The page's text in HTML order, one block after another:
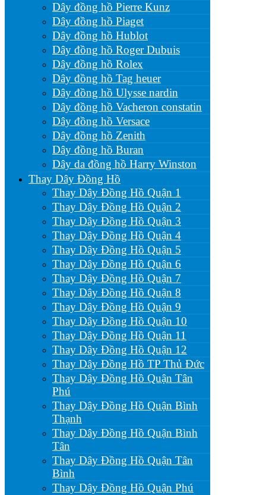
Dây đồng hồ Pierre Kunz
Dây đồng hồ Piaget
Dây đồng hồ Hublot
Dây đồng hồ Roger Dubuis
Dây đồng hồ Rolex
Dây đồng hồ Tag heuer
Dây đồng hồ Ulysse nardin
Dây đồng hồ Vacheron constatin
Dây đồng hồ Versace
Dây đồng hồ Zenith
Dây đồng hồ Buran
Dây da đồng hồ Harry Winston
Thay Dây Đồng Hồ
Thay Dây Đồng Hồ Quận 1
Thay Dây Đồng Hồ Quận 2
Thay Dây Đồng Hồ Quận 3
Thay Dây Đồng Hồ Quận 4
Thay Dây Đồng Hồ Quận 5
Thay Dây Đồng Hồ Quận 6
Thay Dây Đồng Hồ Quận 7
Thay Dây Đồng Hồ Quận 8
Thay Dây Đồng Hồ Quận 9
Thay Dây Đồng Hồ Quận 10
Thay Dây Đồng Hồ Quận 11
Thay Dây Đồng Hồ Quận 12
Thay Dây Đồng Hồ TP Thủ Đức
Thay Dây Đồng Hồ Quận Tân
Phú
Thay Dây Đồng Hồ Quận Bình
Thạnh
Thay Dây Đồng Hồ Quận Bình
Tân
Thay Dây Đồng Hồ Quận Tân
Bình
Thay Dây Đồng Hồ Quận Phú